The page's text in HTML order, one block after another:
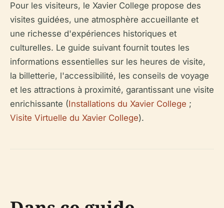
Pour les visiteurs, le Xavier College propose des
visites guidées, une atmosphère accueillante et
une richesse d'expériences historiques et
culturelles. Le guide suivant fournit toutes les
informations essentielles sur les heures de visite,
la billetterie, l'accessibilité, les conseils de voyage
et les attractions à proximité, garantissant une visite
enrichissante (Installations du Xavier College ;
Visite Virtuelle du Xavier College).